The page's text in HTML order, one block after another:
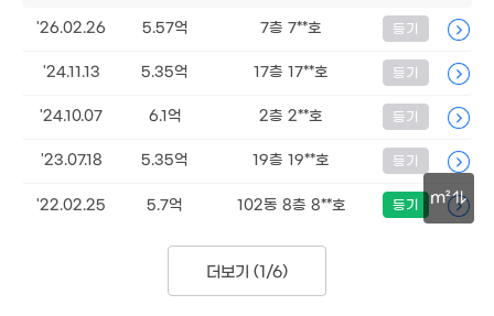
월 70만
1.15억
64m²
m²
'26.02.26 5.57억 7층 7**호 등기
'24.11.13 5.35억 17층 17**호 등기
'24.10.07 6.1억 2층 2**호 등기
'23.07.18 5.35억 19층 19**호 등기
'22.02.25 5.7억 102동 8층 8**호 등기
더보기 (1/6)